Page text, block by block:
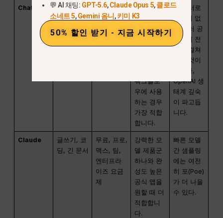
ChatGPT
OpenAI의
공식 기능
무료, Go,
Plus, Pro,
Business
Poe를 주
로 GPT 방
식의 글쓰
기, 분석,
워크플로
우에 사용
하는 경우
가장 적합
합니다.
이는 서로
관련이 없
는 여러 공
급업체 전
반에 걸쳐
있는 것이
아니라,
OpenAI 생
태계 깊숙
이 파고듭
니다.
Claude
글쓰기, 코
딩, 긴 문서
무료, 프로,
맥스, 팀,
엔터프라
이즈 요금
제
강력한 모
델 제품군
하나와 완
성도 높은
공식 앱을
원할 때 더
적합합니
다.
빠른 모델
간 샘플링
에는 여전
히 포(Poe)
가 더 나을
수 있다.
💬 AI 채팅: GPT-5.6,Claude Opus 5,클로드
소네트 5,Gemini 옴니 ,키미 K3
50% 할인 받기 - 지금 시작하기